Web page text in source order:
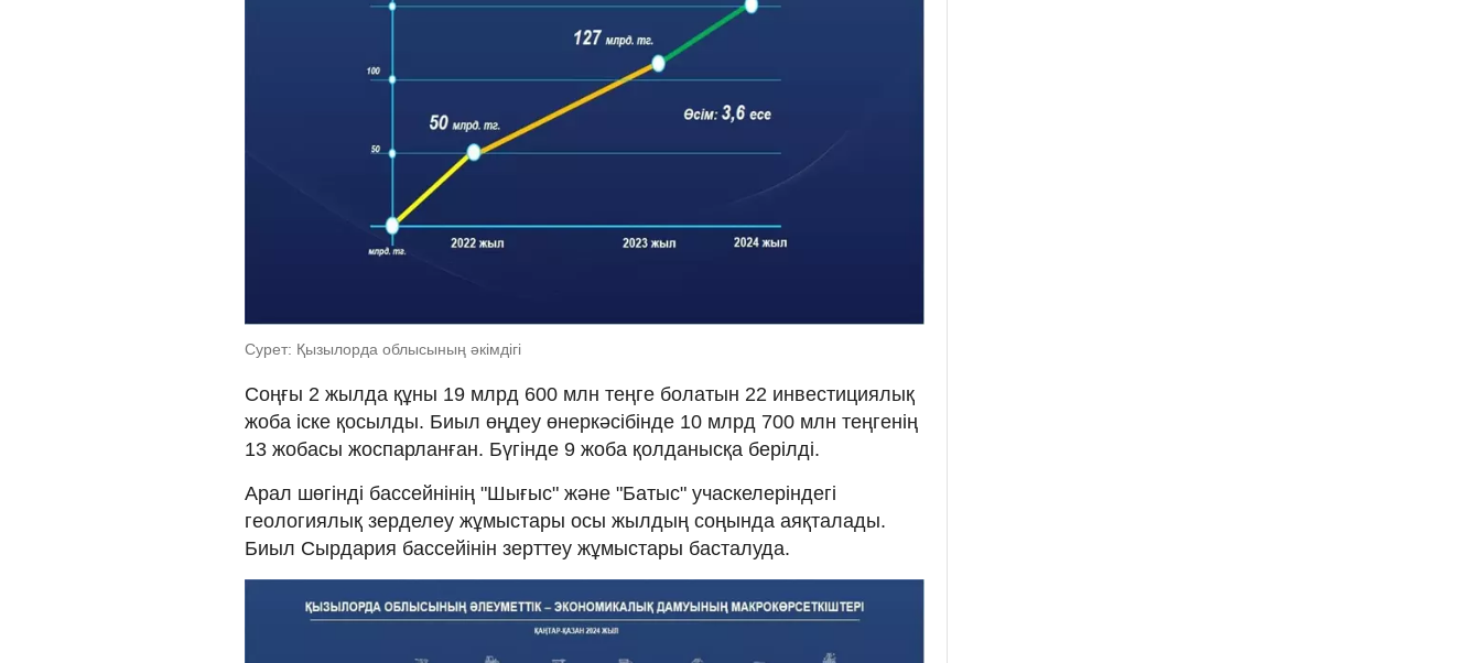
Сурет: Қызылорда облысының әкімдігі
Соңғы 2 жылда құны 19 млрд 600 млн теңге болатын 22 инвестициялық
жоба іске қосылды. Биыл өңдеу өнеркәсібінде 10 млрд 700 млн теңгенің
13 жобасы жоспарланған. Бүгінде 9 жоба қолданысқа берілді.
Арал шөгінді бассейнінің "Шығыс" және "Батыс" учаскелеріндегі
геологиялық зерделеу жұмыстары осы жылдың соңында аяқталады.
Биыл Сырдария бассейінін зерттеу жұмыстары басталуда.